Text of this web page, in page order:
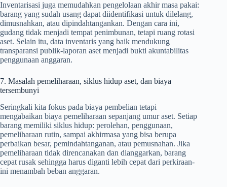
Inventarisasi juga memudahkan pengelolaan akhir masa pakai:
barang yang sudah usang dapat diidentifikasi untuk dilelang,
dimusnahkan, atau dipindahtangankan. Dengan cara ini,
gudang tidak menjadi tempat penimbunan, tetapi ruang rotasi
aset. Selain itu, data inventaris yang baik mendukung
transparansi publik-laporan aset menjadi bukti akuntabilitas
penggunaan anggaran.
7. Masalah pemeliharaan, siklus hidup aset, dan biaya
tersembunyi
Seringkali kita fokus pada biaya pembelian tetapi
mengabaikan biaya pemeliharaan sepanjang umur aset. Setiap
barang memiliki siklus hidup: perolehan, penggunaan,
pemeliharaan rutin, sampai akhirmasa yang bisa berupa
perbaikan besar, pemindahtanganan, atau pemusnahan. Jika
pemeliharaan tidak direncanakan dan dianggarkan, barang
cepat rusak sehingga harus diganti lebih cepat dari perkiraan-
ini menambah beban anggaran.